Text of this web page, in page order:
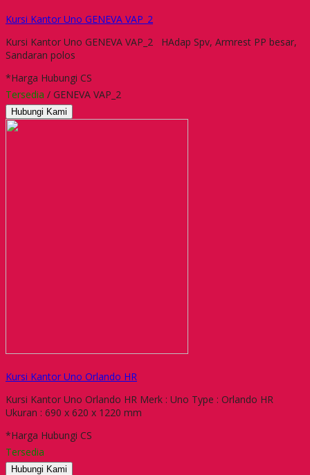
Kursi Kantor Uno GENEVA VAP_2
Kursi Kantor Uno GENEVA VAP_2 HAdap Spv, Armrest PP besar,
Sandaran polos
*Harga Hubungi CS
Tersedia / GENEVA VAP_2
Hubungi Kami
Kursi Kantor Uno Orlando HR
Kursi Kantor Uno Orlando HR Merk : Uno Type : Orlando HR
Ukuran : 690 x 620 x 1220 mm
*Harga Hubungi CS
Tersedia
Hubungi Kami